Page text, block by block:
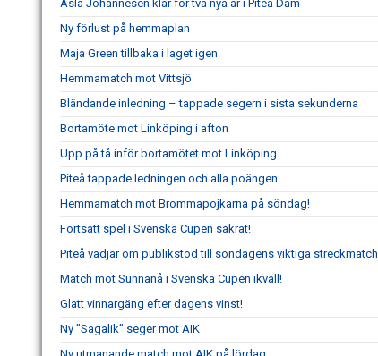
Ásla Johannesen klar för två nya år i Piteå Dam
Ny förlust på hemmaplan
Maja Green tillbaka i laget igen
Hemmamatch mot Vittsjö
Bländande inledning – tappade segern i sista sekunderna
Bortamöte mot Linköping i afton
Upp på tå inför bortamötet mot Linköping
Piteå tappade ledningen och alla poängen
Hemmamatch mot Brommapojkarna på söndag!
Fortsatt spel i Svenska Cupen säkrat!
Piteå vädjar om publikstöd till söndagens viktiga streckmatch
Match mot Sunnanå i Svenska Cupen ikväll!
Glatt vinnargäng efter dagens vinst!
Ny ”Sagalik” seger mot AIK